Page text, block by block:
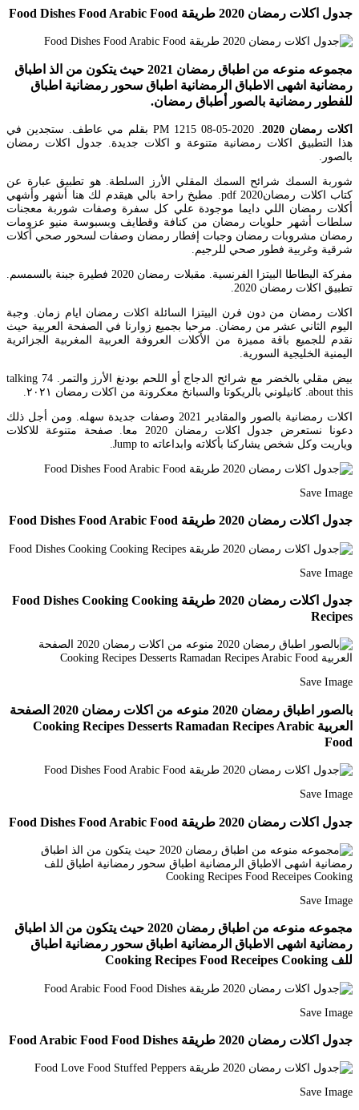
جدول اكلات رمضان 2020 طريقة Food Dishes Food Arabic Food
مجموعه منوعه من اطباق رمضان 2021 حيث يتكون من الذ اطباق
رمضانية اشهى الاطباق الرمضانية اطباق سحور رمضانية اطباق
للفطور رمضانية بالصور أطباق رمضان.
اكلات رمضان 2020
. 2020-05-08 1215 PM بقلم مي عاطف. ستجدين في
هذا التطبيق اكلات رمضانية متنوعة و اكلات جديدة. جدول اكلات رمضان
بالصور.
شوربة السمك شرائح السمك المقلي الأرز السلطة. هو تطبيق عبارة عن
كتاب اكلات رمضان2020 pdf. مطبخ راحة بالي هيقدم لك هنا أشهر وأشهي
أكلات رمضان اللي دايما موجودة علي كل سفرة وصفات شوربة معجنات
سلطات أشهر حلويات رمضان من كنافة وقطايف وبسبوسة منيو عزومات
رمضان مشروبات رمضان وجبات إفطار رمضان وصفات لسحور صحي أكلات
شرقية وغربية فطور صحي للرجيم.
مفركة البطاطا البيتزا الفرنسية. مقبلات رمضان 2020 فطيرة جبنة بالسمسم.
تطبيق اكلات رمضان 2020.
اكلات رمضان من دون فرن البيتزا السائلة اكلات رمضان ايام زمان. وجبة
اليوم الثاني عشر من رمضان. مرحبا بجميع زوارنا في الصفحة العربية حيث
نقدم للجميع باقة مميزة من الأكلات العروفة العربية المغربية الجزائرية
اليمنية الخليجية السورية.
بيض مقلي بالخضر مع شرائح الدجاج أو اللحم بودنغ الأرز والتمر. 74 talking
about this. كانيلوني بالريكوتا والسبانخ معكرونة من اكلات رمضان ٢٠٢١.
اكلات رمضانية بالصور والمقادير 2021 وصفات جديدة سهله. ومن أجل ذلك
دعونا نستعرض جدول اكلات رمضان 2020 معا. صفحة متنوعة للاكلات
وياريت وكل شخص يشاركنا بأكلاته وابداعاته Jump to.
Save Image
جدول اكلات رمضان 2020 طريقة Food Dishes Food Arabic Food
Save Image
جدول اكلات رمضان 2020 طريقة Food Dishes Cooking Cooking
Recipes
Save Image
بالصور اطباق رمضان 2020 منوعه من اكلات رمضان 2020 الصفحة
العربية Cooking Recipes Desserts Ramadan Recipes Arabic
Food
Save Image
جدول اكلات رمضان 2020 طريقة Food Dishes Food Arabic Food
Save Image
مجموعه منوعه من اطباق رمضان 2020 حيث يتكون من الذ اطباق
رمضانية اشهى الاطباق الرمضانية اطباق سحور رمضانية اطباق
للف Cooking Recipes Food Receipes Cooking
Save Image
جدول اكلات رمضان 2020 طريقة Food Arabic Food Food Dishes
Save Image